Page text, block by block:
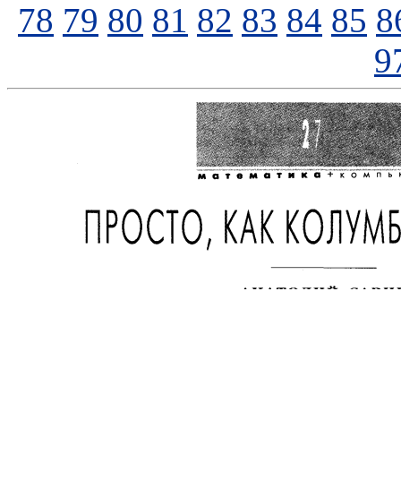
78 79 80 81 82 83 84 85